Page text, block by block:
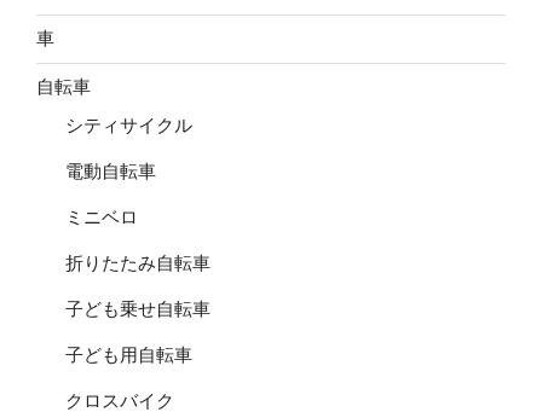
車
自転車
シティサイクル
電動自転車
ミニベロ
折りたたみ自転車
子ども乗せ自転車
子ども用自転車
クロスバイク